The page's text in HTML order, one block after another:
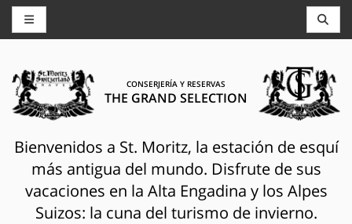
CONSERJERÍA Y RESERVAS
THE GRAND SELECTION
Bienvenidos a St. Moritz, la estación de esquí
más antigua del mundo. Disfrute de sus
vacaciones en la Alta Engadina y los Alpes
Suizos: la cuna del turismo de invierno.